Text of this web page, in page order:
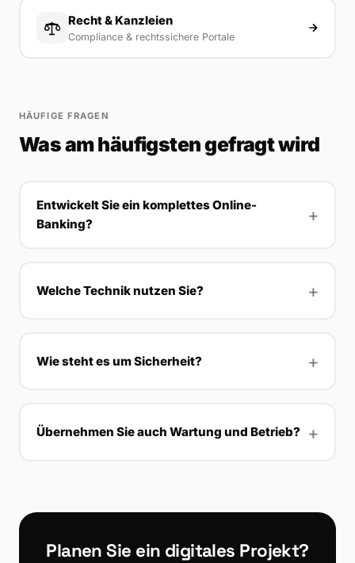
Recht & Kanzleien
Compliance & rechtssichere Portale
HÄUFIGE FRAGEN
Was am häufigsten gefragt wird
Entwickelt Sie ein komplettes Online-
Banking?
Welche Technik nutzen Sie?
Wie steht es um Sicherheit?
Übernehmen Sie auch Wartung und Betrieb?
Planen Sie ein digitales Projekt?